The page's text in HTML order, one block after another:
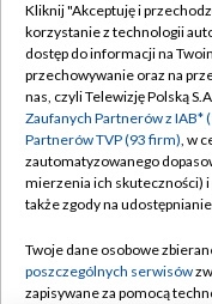
Kliknij "Akceptuję i
korzystanie z technologii
dostęp do informacji na
przechowywanie oraz na
nas, czyli Telewizję Polską
Zaufanych Partnerów z IAB*
Partnerów TVP (93 firm), w
zautomatyzowanego
mierzenia ich skuteczności)
także zgody na
Twoje dane osobowe
poszczególnych serwisów
zapisywane za pomocą